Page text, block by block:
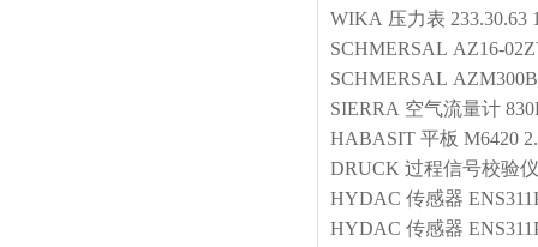
WIKA 压力表 233.30.63
SCHMERSAL AZ16-
SCHMERSAL
SIERRA 空气流量计
HABASIT 平板 M6420
DRUCK 过程信号校验
HYDAC 传感器
HYDAC 传感器